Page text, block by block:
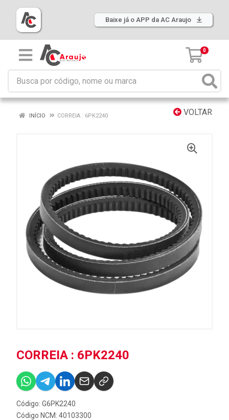
Baixe já o APP da AC Araujo
0
VOLTAR
INÍCIO CORREIA : 6PK2240
CORREIA : 6PK2240
Código: G6PK2240
Código NCM: 40103300